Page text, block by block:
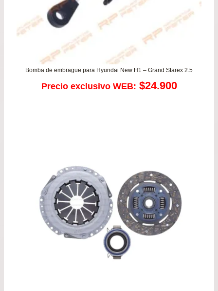
Bomba de embrague para Hyundai New H1 – Grand Starex 2.5
Precio exclusivo WEB: $24.900